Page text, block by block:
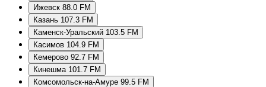
Ижевск 88.0 FM
Казань 107.3 FM
Каменск-Уральский 103.5 FM
Касимов 104.9 FM
Кемерово 92.7 FM
Кинешма 101.7 FM
Комсомольск-на-Амуре 99.5 FM